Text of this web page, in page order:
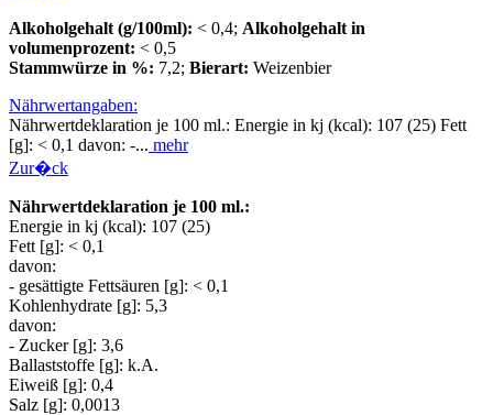
Alkoholgehalt (g/100ml): < 0,4; Alkoholgehalt in
volumenprozent: < 0,5
Stammwürze in %: 7,2; Bierart: Weizenbier
Nährwertangaben:
Nährwertdeklaration je 100 ml.: Energie in kj (kcal): 107 (25) Fett
[g]: < 0,1 davon: -... mehr
Zur�ck
Nährwertdeklaration je 100 ml.:
Energie in kj (kcal): 107 (25)
Fett [g]: < 0,1
davon:
- gesättigte Fettsäuren [g]: < 0,1
Kohlenhydrate [g]: 5,3
davon:
- Zucker [g]: 3,6
Ballaststoffe [g]: k.A.
Eiweiß [g]: 0,4
Salz [g]: 0,0013